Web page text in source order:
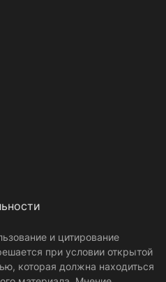
и цитирование
при условии открытой
которая должна находиться